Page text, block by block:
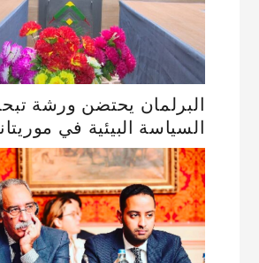
البرلمان يحتضن ورشة
السياسة البيئية في